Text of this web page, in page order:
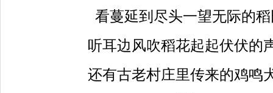
看蔓延到尽头一望无际的
听耳边风吹稻花起起伏伏的
还有古老村庄里传来的鸡鸣